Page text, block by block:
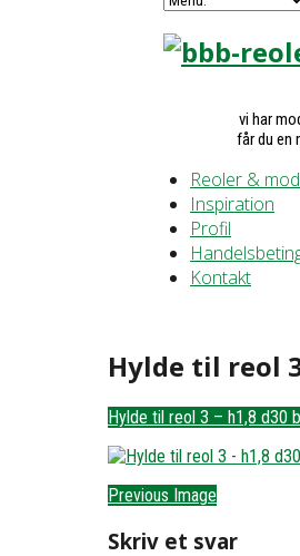
vi har
får du en
Reoler &
Inspiration
Profil
Kontakt
Hylde til reol
Hylde til reol 3 – h1,8 d30
Previous Image
Skriv et svar